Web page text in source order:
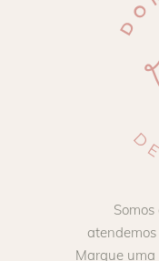
Somos
Marque uma